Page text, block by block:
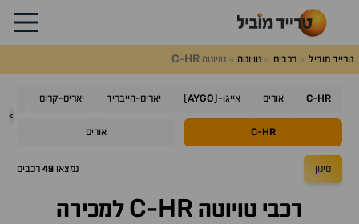
טרייד מוביל רכבים טויוטה טויוטה C-HR
>
C-HR אוריס אייגו-(AYGO
) יאריס-הייבריד יאריס-קרוס
C-HR אוריס
סינון נמצאו 49 רכבים
רכבי טויוטה C-HR למכירה